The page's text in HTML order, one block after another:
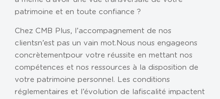
Profession libérale
SCI
TPE / PME
NOS AGENCES
patrimoine et en toute confiance ?
Chez CMB Plus, l’accompagnement de nos
clients n’est pas un vain mot. Nous nous engageons
concrètement pour votre réussite en mettant nos
compétences et nos ressources à la disposition de
votre patrimoine personnel. Les conditions
réglementaires et l’évolution de lafiscalité impactent